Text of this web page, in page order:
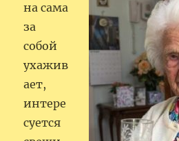
на сама
за
собой
ухажив
ает,
интере
суется